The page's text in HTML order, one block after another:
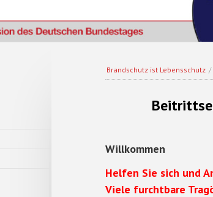
Brandschutz ist Lebensschutz /
Willkommen
Helfen Sie sich und
Viele furchtbare